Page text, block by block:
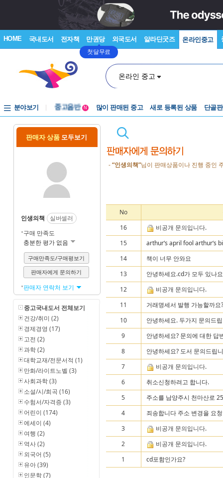
HOME 국내도서 전자책 만권당
첫달무료
외국도서 알라딘굿즈 온라인중고
온라인 중고
분야보기
중고음반
N 많이 판매된 중고 새로 등록된 상품 단골
판매자 상품 모두보기
인생의책
실버셀러
구매 만족도
충분한 평가 없음
구매만족도/구매평보기
판매자에게 문의하기
판매자 연락처 보기
중고국내도서 전체보기
건강/취미 (2)
경제경영 (17)
고전 (2)
과학 (2)
대학교재/전문서적 (1)
만화/라이트노벨 (3)
사회과학 (3)
소설/시/희곡 (16)
수험서/자격증 (3)
어린이 (174)
에세이 (4)
여행 (2)
역사 (2)
외국어 (5)
유아 (39)
인문학 (7)
-“인생의책”님이 판매상품이나 진행 중인
No
16
비공개 문의입니다.
15
arthur‘s april fool arthur‘s
14
책이 너무 안와요
13
안녕하세요.cd가 모두 있나
12
비공개 문의입니다.
11
거래명세서 발행 가능할까요?
10
안녕하세요. 두가지 문의드
9
안녕하세요? 문의에 대한 답
8
안녕하세요? 도서 문의드립
7
비공개 문의입니다.
6
취소신청하려고 합니다.
5
주소를 남양주시 천마산로
4
죄송합니다 주소 변경을 요
3
비공개 문의입니다.
2
비공개 문의입니다.
1
cd포함인가요?